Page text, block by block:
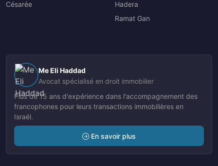
Césarée
Hadera
Ramat Gan
Me Eli Haddad
Avocat spécialisé en droit immobilier
Plus de 15 ans d'expérience dans l'accompagnement des
francophones pour leurs transactions immobilières en
Israël.
En savoir plus